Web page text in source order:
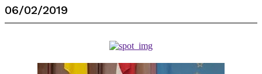
06/02/2019